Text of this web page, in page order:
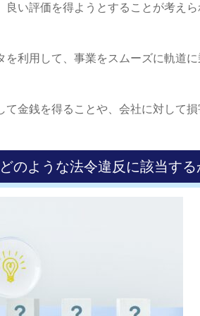
い評価を得ようとすることが考え
を利用して、事業をスムーズに軌道
金銭を得ることや、会社に対して
のような法令違反に該当する